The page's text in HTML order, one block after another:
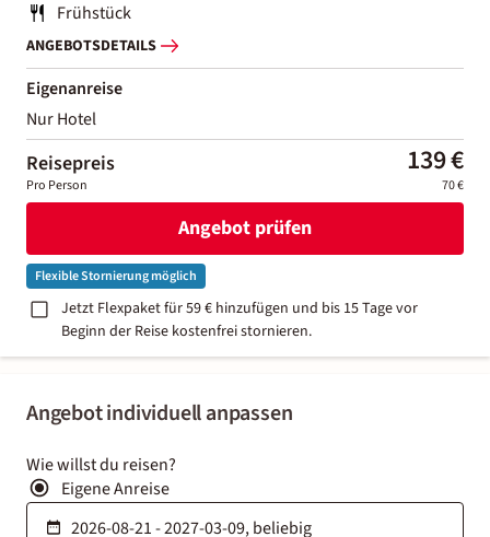
Angebot individuell anpassen
Wie willst du reisen?
Eigene Anreise
Frühstück
ANGEBOTSDETAILS
Eigenanreise
Nur Hotel
Reisepreis 139 €
Pro Person 70 €
Angebot prüfen
Flexible Stornierung möglich
Jetzt Flexpaket für 59 € hinzufügen und bis 15 Tage vor
Beginn der Reise kostenfrei stornieren.